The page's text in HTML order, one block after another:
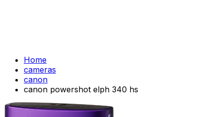
Home
cameras
canon
canon powershot elph 340 hs